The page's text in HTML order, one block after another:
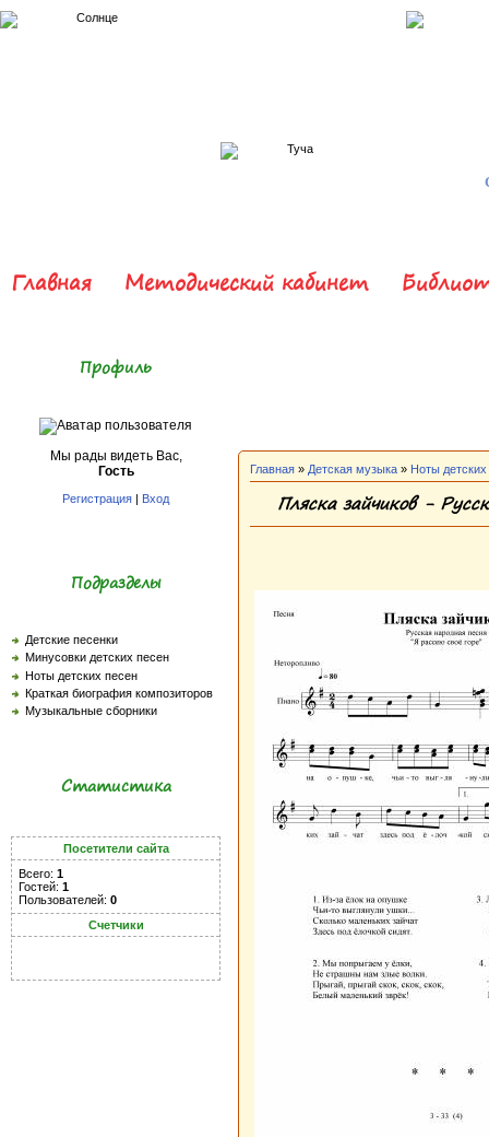
Главная Методический кабинет
Профиль
Мы рады видеть Вас,
Гость
Регистрация | Вход
Подразделы
Детские песенки
Минусовки детских песен
Ноты детских песен
Краткая биография композиторов
Музыкальные сборники
Статистика
Посетители сайта
Всего: 1
Гостей: 1
Пользователей: 0
Счетчики
Главная » Детская музыка » Ноты
Пляска зайчиков -